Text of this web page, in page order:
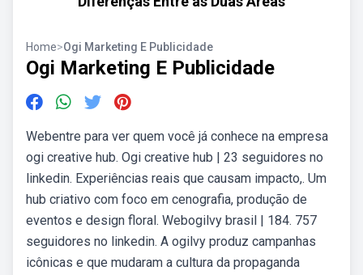
Home>Ogi Marketing E Publicidade
Ogi Marketing E Publicidade
Webentre para ver quem você já conhece na empresa
ogi creative hub. Ogi creative hub | 23 seguidores no
linkedin. Experiências reais que causam impacto,. Um
hub criativo com foco em cenografia, produção de
eventos e design floral. Webogilvy brasil | 184. 757
seguidores no linkedin. A ogilvy produz campanhas
icônicas e que mudaram a cultura da propaganda